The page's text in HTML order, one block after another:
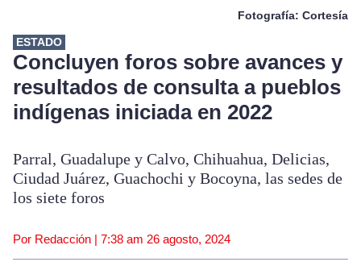
Fotografía: Cortesía
ESTADO
Concluyen foros sobre avances y
resultados de consulta a pueblos
indígenas iniciada en 2022
Parral, Guadalupe y Calvo, Chihuahua, Delicias,
Ciudad Juárez, Guachochi y Bocoyna, las sedes de
los siete foros
Por Redacción | 7:38 am 26 agosto, 2024